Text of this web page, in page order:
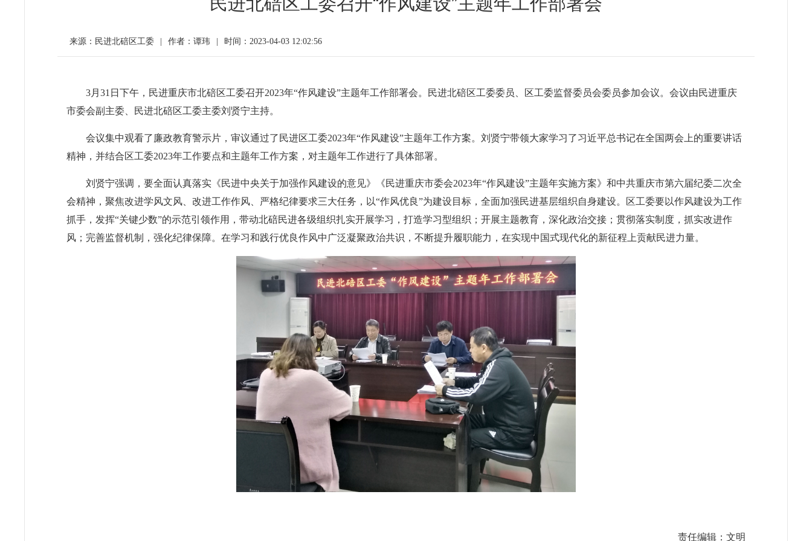
来源：民进北碚区工委 作者：谭玮 时间：2023-04-03 12:02:56
3月31日下午，民进重庆市北碚区工委召开2023年“作风建设”主题年工作部署会。民进北碚区工委委员、区工委监督委员会委员参加会议。会议由民进重庆
市委会副主委、民进北碚区工委主委刘贤宁主持。
会议集中观看了廉政教育警示片，审议通过了民进区工委2023年“作风建设”主题年工作方案。刘贤宁带领大家学习了习近平总书记在全国两会上的重要讲话
精神，并结合区工委2023年工作要点和主题年工作方案，对主题年工作进行了具体部署。
刘贤宁强调，要全面认真落实《民进中央关于加强作风建设的意见》《民进重庆市委会2023年“作风建设”主题年实施方案》和中共重庆市第六届纪委二次全
会精神，聚焦改进学风文风、改进工作作风、严格纪律要求三大任务，以“作风优良”为建设目标，全面加强民进基层组织自身建设。区工委要以作风建设为工作
抓手，发挥“关键少数”的示范引领作用，带动北碚民进各级组织扎实开展学习，打造学习型组织；开展主题教育，深化政治交接；贯彻落实制度，抓实改进作
风；完善监督机制，强化纪律保障。在学习和践行优良作风中广泛凝聚政治共识，不断提升履职能力，在实现中国式现代化的新征程上贡献民进力量。
责任编辑：文明